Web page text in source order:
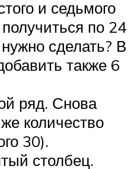
и седьмого
по 24
сделать? В
также 6
ряд. Снова
количество
30).
столбец.